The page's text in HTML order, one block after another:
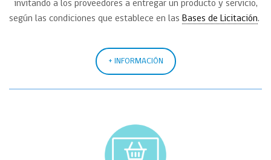
invitando a los proveedores a entregar un producto y servicio,
según las condiciones que establece en las Bases de Licitación.
+ INFORMACIÓN